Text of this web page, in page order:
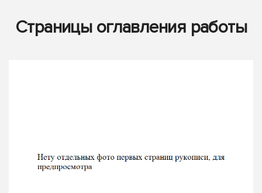
Страницы оглавления работы